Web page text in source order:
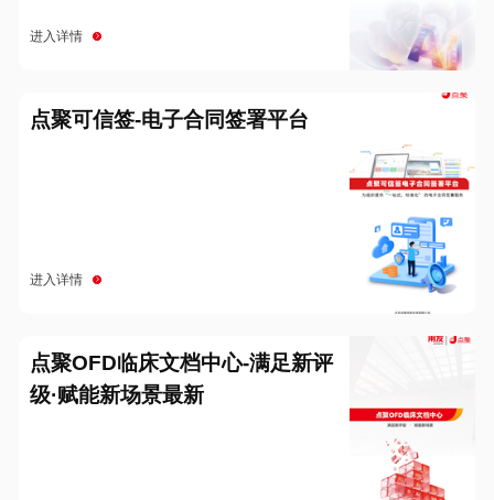
进入详情
点聚可信签-电子合同签署平台
进入详情
点聚OFD临床文档中心-满足新评
级·赋能新场景最新